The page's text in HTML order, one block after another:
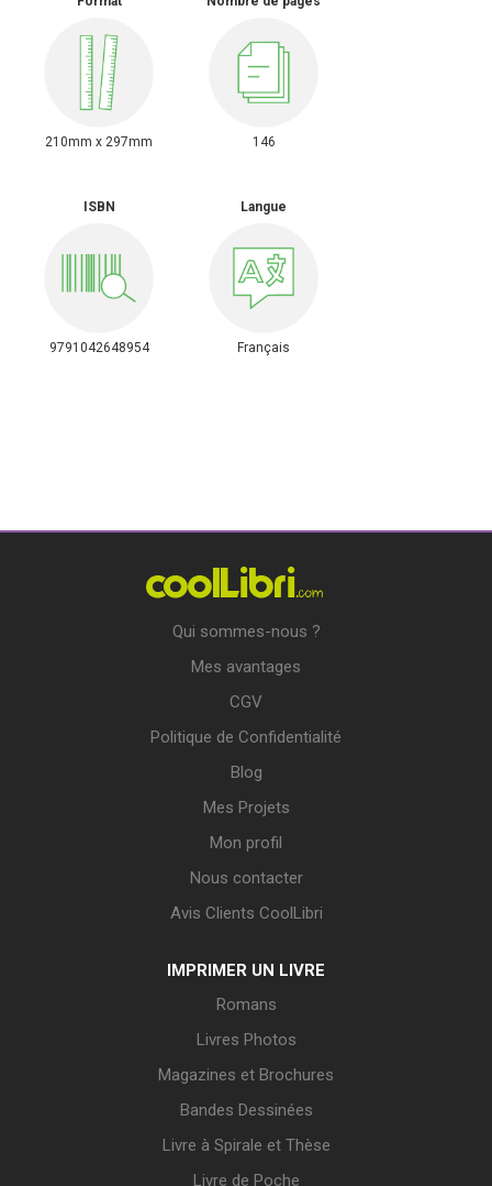
210mm x 297mm 146
ISBN
9791042648954
Langue
Français
Qui sommes-nous ?
Mes avantages
CGV
Politique de Confidentialité
Blog
Mes Projets
Mon profil
Nous contacter
Avis Clients CoolLibri
IMPRIMER UN LIVRE
Romans
Livres Photos
Magazines et Brochures
Bandes Dessinées
Livre à Spirale et Thèse
Livre de Poche